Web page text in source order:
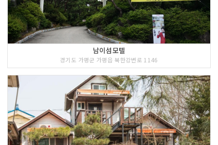
남이섬모텔
경기도 가평군 가평읍 북한강변로 1146